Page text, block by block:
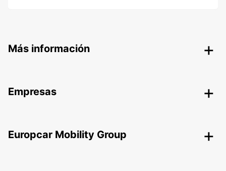
Más información
Empresas
Europcar Mobility Group